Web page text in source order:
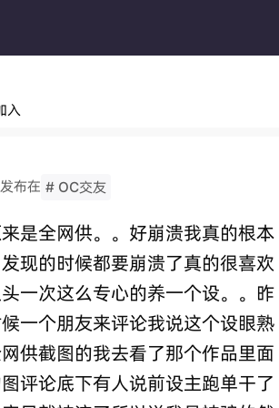
入
发布在 # OC交友
是全网供。。好崩溃我真的根本
现的时候都要崩溃了真的很喜欢
一次这么专心的养一个设。。昨
一个朋友来评论我说这个设眼熟
供截图的我去看了那个作品里面
评论底下有人说前设主跑单干了